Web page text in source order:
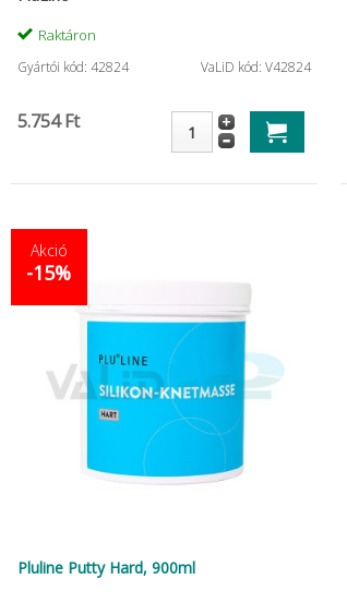
Raktáron
Gyártói kód: 42824 VaLiD kód: V42824
5.754 Ft
Akció
-15%
Pluline Putty Hard, 900ml
54.468 Ft
Miratray perforált ...